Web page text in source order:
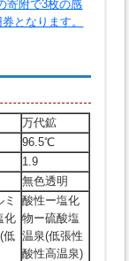
寄附で3枚の感
となります。
万代鉱
96.5℃
1.9
無色透明
化
低
酸性ー塩化
物ー硫酸塩
温泉(低張性
酸性高温泉)